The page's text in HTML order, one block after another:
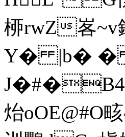
桺rwZ峉~v
Y� |b� �
J�#�B4卭
炲oOE@#О